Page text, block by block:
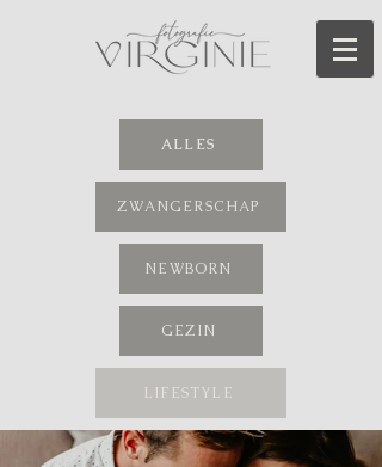
ALLES
ZWANGERSCHAP
NEWBORN
GEZIN
LIFESTYLE